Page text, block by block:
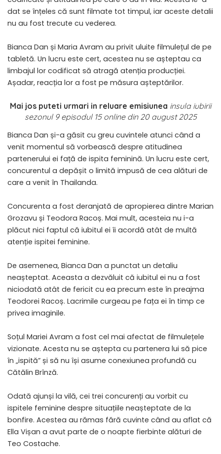
dat se înțeles că sunt filmate tot timpul, iar aceste detalii
nu au fost trecute cu vederea.
Bianca Dan și Maria Avram au privit uluite filmulețul de pe
tabletă. Un lucru este cert, acestea nu se așteptau ca
limbajul lor codificat să atragă atenția producției.
Așadar, reacția lor a fost pe măsura așteptărilor.
Mai jos puteti urmari in reluare emisiunea insula iubirii
sezonul 9 episodul 15 online din 20 august 2025
Bianca Dan și-a găsit cu greu cuvintele atunci când a
venit momentul să vorbească despre atitudinea
partenerului ei față de ispita feminină. Un lucru este cert,
concurentul a depășit o limită impusă de cea alături de
care a venit în Thailanda.
Concurenta a fost deranjată de apropierea dintre Marian
Grozavu și Teodora Racoș. Mai mult, acesteia nu i-a
plăcut nici faptul că iubitul ei îi acordă atât de multă
atenție ispitei feminine.
De asemenea, Bianca Dan a punctat un detaliu
neașteptat. Aceasta a dezvăluit că iubitul ei nu a fost
niciodată atât de fericit cu ea precum este în preajma
Teodorei Racoș. Lacrimile curgeau pe fața ei în timp ce
privea imaginile.
Soțul Mariei Avram a fost cel mai afectat de filmulețele
vizionate. Acesta nu se aștepta cu partenera lui să pice
în „ispită” și să nu își asume conexiunea profundă cu
Cătălin Brînză.
Odată ajunși la vilă, cei trei concurenți au vorbit cu
ispitele feminine despre situațiile neașteptate de la
bonfire. Acestea au rămas fără cuvinte când au aflat că
Ella Vișan a avut parte de o noapte fierbinte alături de
Teo Costache.